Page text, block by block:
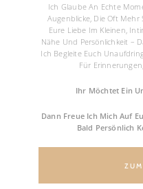
Ich Glaube An Echte
Augenblicke, Die Oft Mehr
Eure Liebe Im Kleinen,
Nähe Und Persönlichkeit –
Ich Begleite Euch
Für
Ihr Möchtet Ein
Dann Freue Ich Mich Auf
Bald Persönlich